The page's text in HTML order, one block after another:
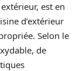
est en
d’extérieur
Selon le
de